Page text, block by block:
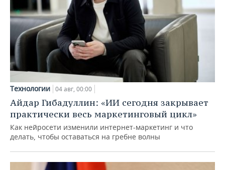
Технологии 04 авг, 00:00
Айдар Гибадуллин: «ИИ сегодня закрывает
практически весь маркетинговый цикл»
Как нейросети изменили интернет-маркетинг и что
делать, чтобы оставаться на гребне волны